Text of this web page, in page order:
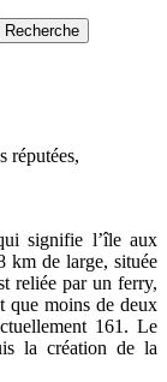
réputées,
signifie l’île aux
km de large, située
reliée par un ferry,
que moins de deux
161. Le
la création de la